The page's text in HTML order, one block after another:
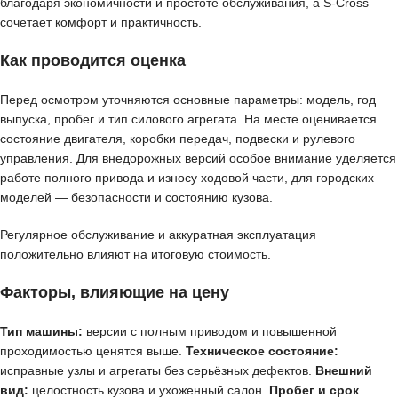
сочетает комфорт и практичность.
Как проводится оценка
Перед осмотром уточняются основные параметры: модель, год
выпуска, пробег и тип силового агрегата. На месте оценивается
состояние двигателя, коробки передач, подвески и рулевого
управления. Для внедорожных версий особое внимание уделяется
работе полного привода и износу ходовой части, для городских
моделей — безопасности и состоянию кузова.
Регулярное обслуживание и аккуратная эксплуатация
положительно влияют на итоговую стоимость.
Факторы, влияющие на цену
Тип машины: версии с полным приводом и повышенной
проходимостью ценятся выше. Техническое состояние:
исправные узлы и агрегаты без серьёзных дефектов. Внешний
вид: целостность кузова и ухоженный салон. Пробег и срок